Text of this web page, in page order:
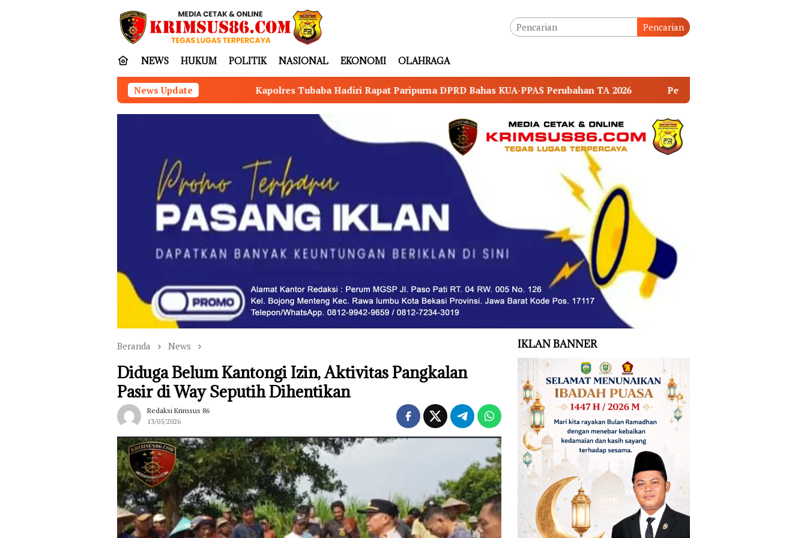
Pencarian
NEWS HUKUM POLITIK NASIONAL EKONOMI OLAHRAGA
News Update
Kapolres Tubaba Hadiri Rapat Paripurna DPRD Bahas KUA-PPAS Perubahan TA 2026 Petro Muba-Medco Resmi Kelola 359 Sumur Minyak
Beranda News
Diduga Belum Kantongi Izin, Aktivitas Pangkalan
Pasir di Way Seputih Dihentikan
Redaksi Krimsus 86
13/05/2026
IKLAN BANNER